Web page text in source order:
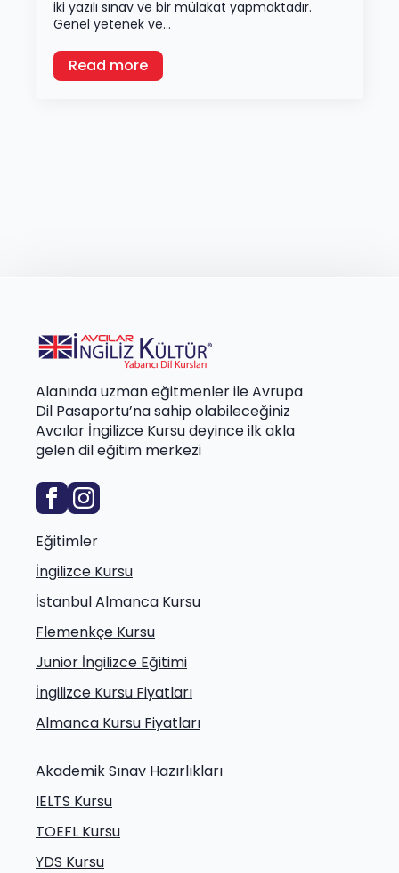
iki yazılı sınav ve bir mülakat yapmaktadır.
Genel yetenek ve…
Read more
Alanında uzman eğitmenler ile Avrupa
Dil Pasaportu’na sahip olabileceğiniz
Avcılar İngilizce Kursu deyince ilk akla
gelen dil eğitim merkezi
Eğitimler
İngilizce Kursu
İstanbul Almanca Kursu
Flemenkçe Kursu
Junior İngilizce Eğitimi
İngilizce Kursu Fiyatları
Almanca Kursu Fiyatları
Akademik Sınav Hazırlıkları
IELTS Kursu
TOEFL Kursu
YDS Kursu